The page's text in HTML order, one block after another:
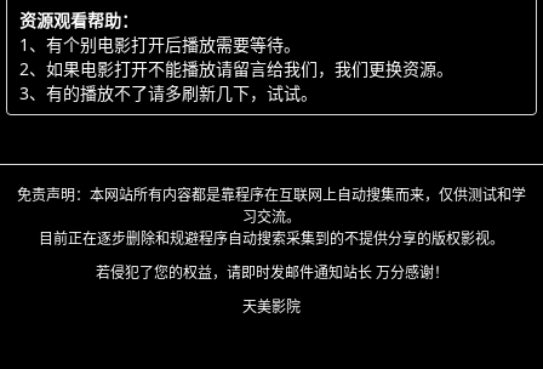
资源观看帮助：
1、有个别电影打开后播放需要等待。
2、如果电影打开不能播放请留言给我们，我们更换资源。
3、有的播放不了请多刷新几下，试试。
免责声明：本网站所有内容都是靠程序在互联网上自动搜集而来，仅供测试和学
习交流。
目前正在逐步删除和规避程序自动搜索采集到的不提供分享的版权影视。
若侵犯了您的权益，请即时发邮件通知站长 万分感谢！
天美影院